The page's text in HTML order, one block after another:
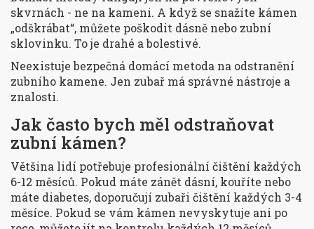
skvrnách - ne na kameni. A když se snažíte kámen
„odškrábat“, můžete poškodit dásně nebo zubní
sklovinku. To je drahé a bolestivé.
Neexistuje bezpečná domácí metoda na odstranění
zubního kamene. Jen zubař má správné nástroje a
znalosti.
Jak často bych měl odstraňovat
zubní kámen?
Většina lidí potřebuje profesionální čištění každých
6-12 měsíců. Pokud máte zánět dásní, kouříte nebo
máte diabetes, doporučují zubaři čištění každých 3-4
měsíce. Pokud se vám kámen nevyskytuje ani po